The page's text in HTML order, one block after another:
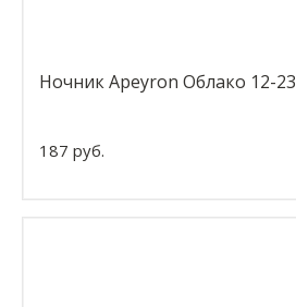
Ночник Apeyron Облако 12-23
187 руб.